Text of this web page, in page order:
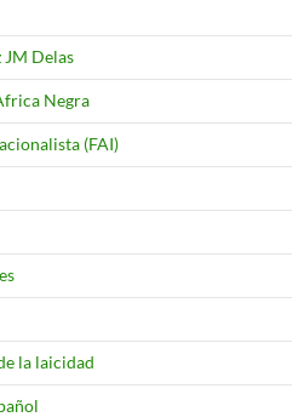
JM Delas
Negra
(FAI)
la laicidad